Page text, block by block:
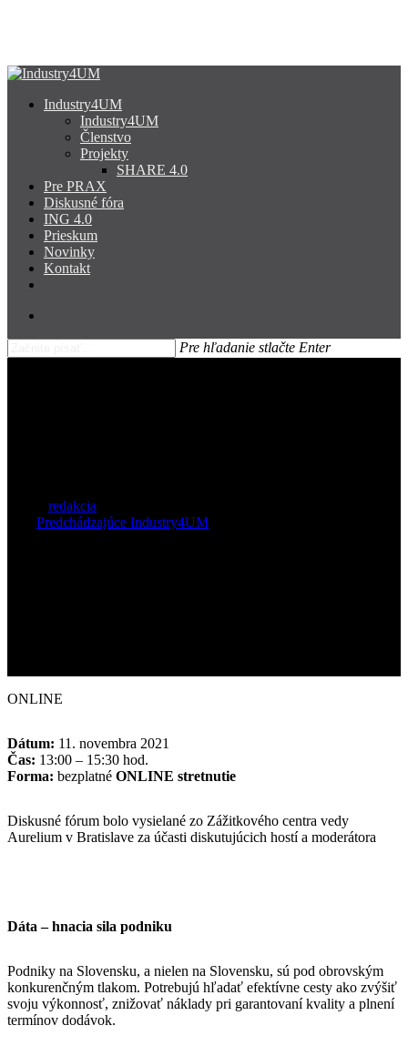
content
search
Menu
Industry4UM
Industry4UM
Členstvo
Projekty
SHARE 4.0
Pre PRAX
Diskusné fóra
ING 4.0
Prieskum
Novinky
Kontakt
Pre hľadanie stlačte Enter
redakcia
Predchádzajúce Industry4UM
ONLINE
Dátum: 11. novembra 2021
Čas: 13:00 – 15:30 hod.
Forma: bezplatné ONLINE stretnutie
Diskusné fórum bolo vysielané zo Zážitkového centra vedy
Aurelium v Bratislave za účasti diskutujúcich hostí a moderátora
Dáta – hnacia sila podniku
Podniky na Slovensku, a nielen na Slovensku, sú pod obrovským
konkurenčným tlakom. Potrebujú hľadať efektívne cesty ako zvýšiť
svoju výkonnosť, znižovať náklady pri garantovaní kvality a plnení
termínov dodávok.